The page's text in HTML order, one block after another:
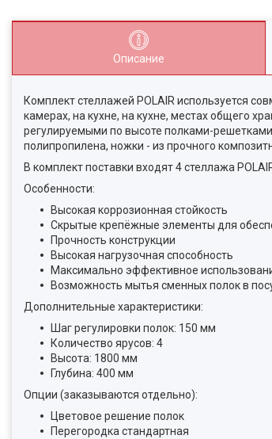
Описание
Комплект стеллажей POLAIR используется
камерах, на кухне, на кухне, местах общего
регулируемыми по высоте полками-
полипропилена, ножки - из прочного
В комплект поставки входят 4 стеллажа
Особенности:
Высокая коррозионная стойкость
Скрытые крепёжные элементы для
Прочность конструкции
Высокая нагрузочная способность
Максимально эффективное
Возможность мытья сменных полок в
Дополнительные характеристики:
Шаг регулировки полок: 150 мм
Количество ярусов: 4
Высота: 1800 мм
Глубина: 400 мм
Опции (заказываются отдельно):
Цветовое решение полок
Перегородка стандартная